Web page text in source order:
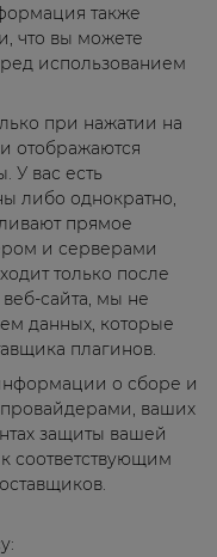
также
что вы можете
использованием
при нажатии на
отображаются
У вас есть
либо однократно,
прямое
и серверами
только после
сайта, мы не
данных, которые
плагинов.
о сборе и
ваших
защиты вашей
соответствующим